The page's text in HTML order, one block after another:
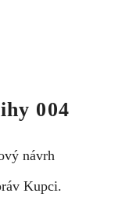
004
návrh
Kupci.